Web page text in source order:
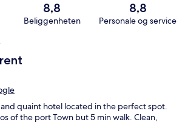
8,8
Beliggenheten
8,8
Personale og service
quaint hotel located in the perfect spot.
of the port Town but 5 min walk. Clean,